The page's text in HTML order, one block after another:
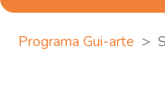
Programa Gui-arte